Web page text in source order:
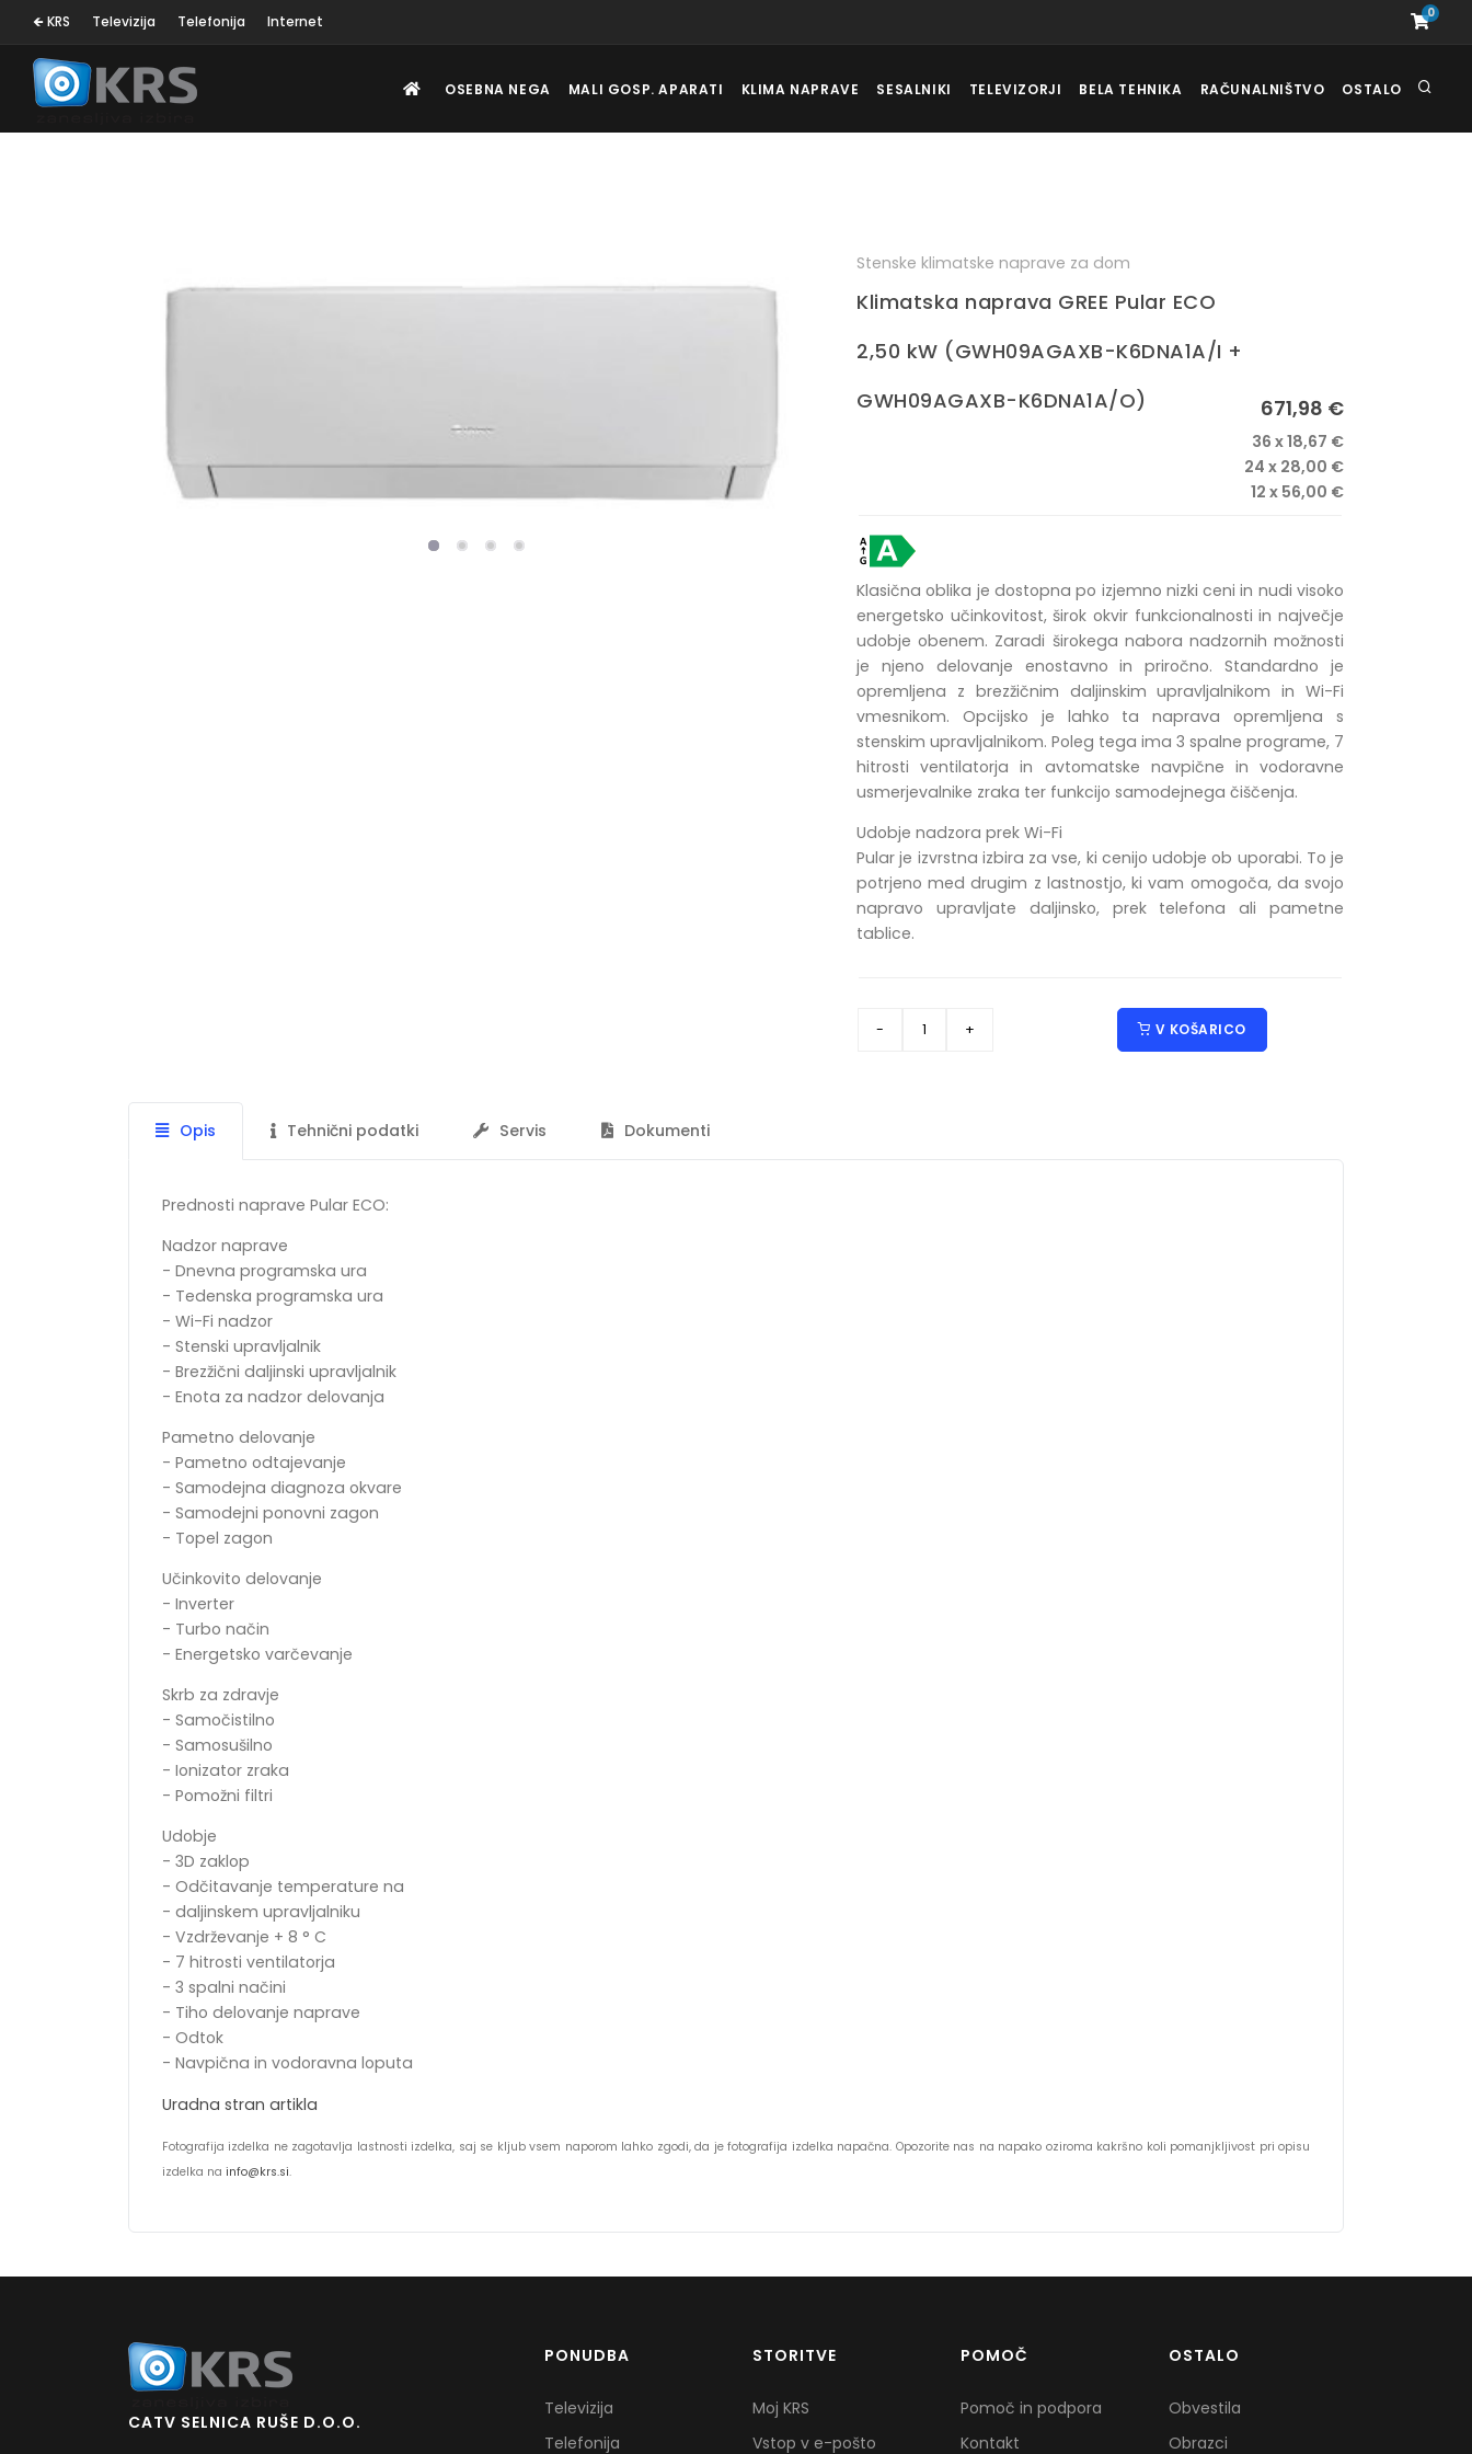
🡸 KRS Televizija Telefonija Internet 0
OSEBNA NEGA MALI GOSP. APARATI KLIMA NAPRAVE SESALNIKI TELEVIZORJI BELA TEHNIKA RAČUNALNIŠTVO OSTALO
Stenske klimatske naprave za dom
Klimatska naprava GREE Pular ECO
2,50 kW (GWH09AGAXB-K6DNA1A/I +
GWH09AGAXB-K6DNA1A/O)
671,98 €
36 x 18,67 €
24 x 28,00 €
12 x 56,00 €
Klasična oblika je dostopna po izjemno nizki ceni in nudi visoko
energetsko učinkovitost, širok okvir funkcionalnosti in največje
udobje obenem. Zaradi širokega nabora nadzornih možnosti
je njeno delovanje enostavno in priročno. Standardno je
opremljena z brezžičnim daljinskim upravljalnikom in Wi-Fi
vmesnikom. Opcijsko je lahko ta naprava opremljena s
stenskim upravljalnikom. Poleg tega ima 3 spalne programe, 7
hitrosti ventilatorja in avtomatske navpične in vodoravne
usmerjevalnike zraka ter funkcijo samodejnega čiščenja.
Udobje nadzora prek Wi-Fi
Pular je izvrstna izbira za vse, ki cenijo udobje ob uporabi. To je
potrjeno med drugim z lastnostjo, ki vam omogoča, da svojo
napravo upravljate daljinsko, prek telefona ali pametne
tablice.
V KOŠARICO
Opis Tehnični podatki Servis Dokumenti
Prednosti naprave Pular ECO:
Nadzor naprave
- Dnevna programska ura
- Tedenska programska ura
- Wi-Fi nadzor
- Stenski upravljalnik
- Brezžični daljinski upravljalnik
- Enota za nadzor delovanja
Pametno delovanje
- Pametno odtajevanje
- Samodejna diagnoza okvare
- Samodejni ponovni zagon
- Topel zagon
Učinkovito delovanje
- Inverter
- Turbo način
- Energetsko varčevanje
Skrb za zdravje
- Samočistilno
- Samosušilno
- Ionizator zraka
- Pomožni filtri
Udobje
- 3D zaklop
- Odčitavanje temperature na
- daljinskem upravljalniku
- Vzdrževanje + 8 ° C
- 7 hitrosti ventilatorja
- 3 spalni načini
- Tiho delovanje naprave
- Odtok
- Navpična in vodoravna loputa
Uradna stran artikla
Fotografija izdelka ne zagotavlja lastnosti izdelka, saj se kljub vsem naporom lahko zgodi, da je fotografija izdelka napačna. Opozorite nas na napako oziroma kakršno koli pomanjkljivost pri opisu
izdelka na info@krs.si.
CATV SELNICA RUŠE D.O.O.
PONUDBA
Televizija
Telefonija
STORITVE
Moj KRS
Vstop v e-pošto
POMOČ
Pomoč in podpora
Kontakt
OSTALO
Obvestila
Obrazci